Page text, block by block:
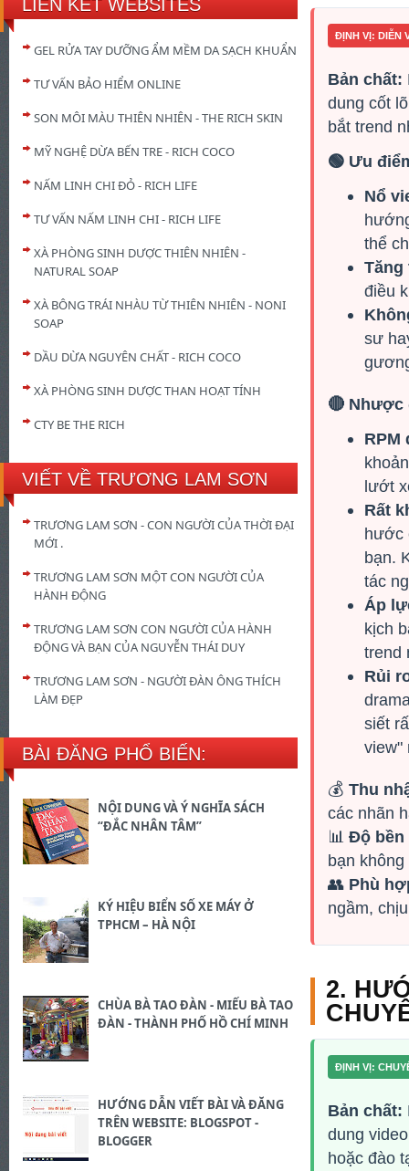
LIÊN KẾT WEBSITES
GEL RỬA TAY DƯỠNG ẨM MỀM DA SẠCH KHUẨN
TƯ VẤN BẢO HIỂM ONLINE
SON MÔI MÀU THIÊN NHIÊN - THE RICH SKIN
MỸ NGHỆ DỪA BẾN TRE - RICH COCO
NẤM LINH CHI ĐỎ - RICH LIFE
TƯ VẤN NẤM LINH CHI - RICH LIFE
XÀ PHÒNG SINH DƯỢC THIÊN NHIÊN -
NATURAL SOAP
XÀ BÔNG TRÁI NHÀU TỪ THIÊN NHIÊN - NONI
SOAP
DẦU DỪA NGUYÊN CHẤT - RICH COCO
XÀ PHÒNG SINH DƯỢC THAN HOẠT TÍNH
CTY BE THE RICH
VIẾT VỀ TRƯƠNG LAM SƠN
TRƯƠNG LAM SƠN - CON NGƯỜI CỦA THỜI ĐẠI
MỚI .
TRƯƠNG LAM SƠN MỘT CON NGƯỜI CỦA
HÀNH ĐỘNG
TRƯƠNG LAM SƠN CON NGƯỜI CỦA HÀNH
ĐỘNG VÀ BẠN CỦA NGUYỄN THÁI DUY
TRƯƠNG LAM SƠN - NGƯỜI ĐÀN ÔNG THÍCH
LÀM ĐẸP
BÀI ĐĂNG PHỔ BIẾN:
NỘI DUNG VÀ Ý NGHĨA SÁCH
“ĐẮC NHÂN TÂM”
KÝ HIỆU BIỂN SỐ XE MÁY Ở
TPHCM – HÀ NỘI
CHÙA BÀ TAO ĐÀN - MIẾU BÀ TAO
ĐÀN - THÀNH PHỐ HỒ CHÍ MINH
HƯỚNG DẪN VIẾT BÀI VÀ ĐĂNG
TRÊN WEBSITE: BLOGSPOT -
BLOGGER
ĐỊNH VỊ: DIỄN
Bản chất:
dung cốt
bắt trend
🟢 Ưu
Nổ
thể
điều
sư
🔴 Nhược
RPM
lướt
Rất
hước
bạn.
tác
Áp
kịch
trend
Rủi
siết
view"
💰 Thu
các nhãn
📊 Độ
bạn
👥 Phù
ngầm,
2.
ĐỊNH VỊ:
Bản chất:
dung
hoặc đào